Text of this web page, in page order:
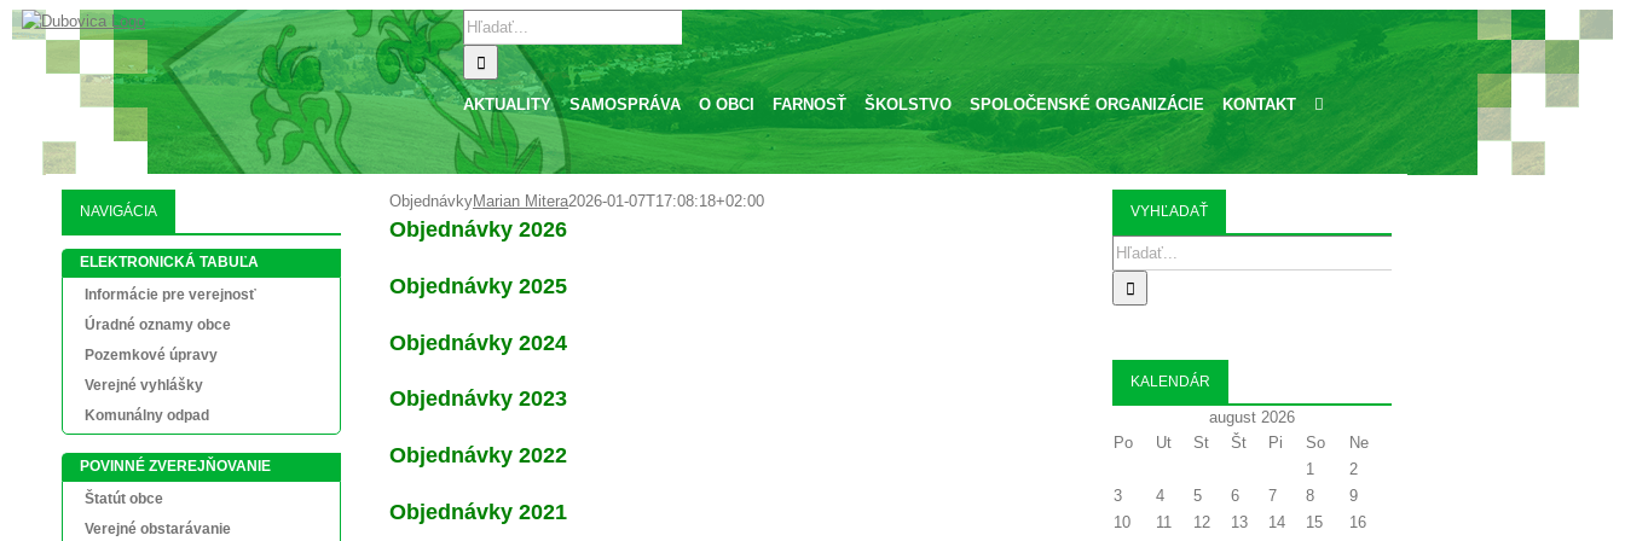
Skip
to
Search
for:
AKTUALITY SAMOSPRÁVA O OBCI FARNOSŤ ŠKOLSTVO SPOLOČENSKÉ ORGANIZÁCIE KONTAKT
ObjednávkyMarian Mitera2026-01-07T17:08:18+02:00
Objednávky 2026
Objednávky 2025
Objednávky 2024
Objednávky 2023
Objednávky 2022
Objednávky 2021
NAVIGÁCIA
ELEKTRONICKÁ TABUĽA
Informácie pre verejnosť
Úradné oznamy obce
Pozemkové úpravy
Verejné vyhlášky
Komunálny odpad
POVINNÉ ZVEREJŇOVANIE
Štatút obce
Verejné obstarávanie
VYHĽADAŤ
Search
for:
KALENDÁR
august 2026
Po
Ut St Št Pi So
Ne
1
2
3
4 5 6 7 8
9
10
11 12 13 14 15
16